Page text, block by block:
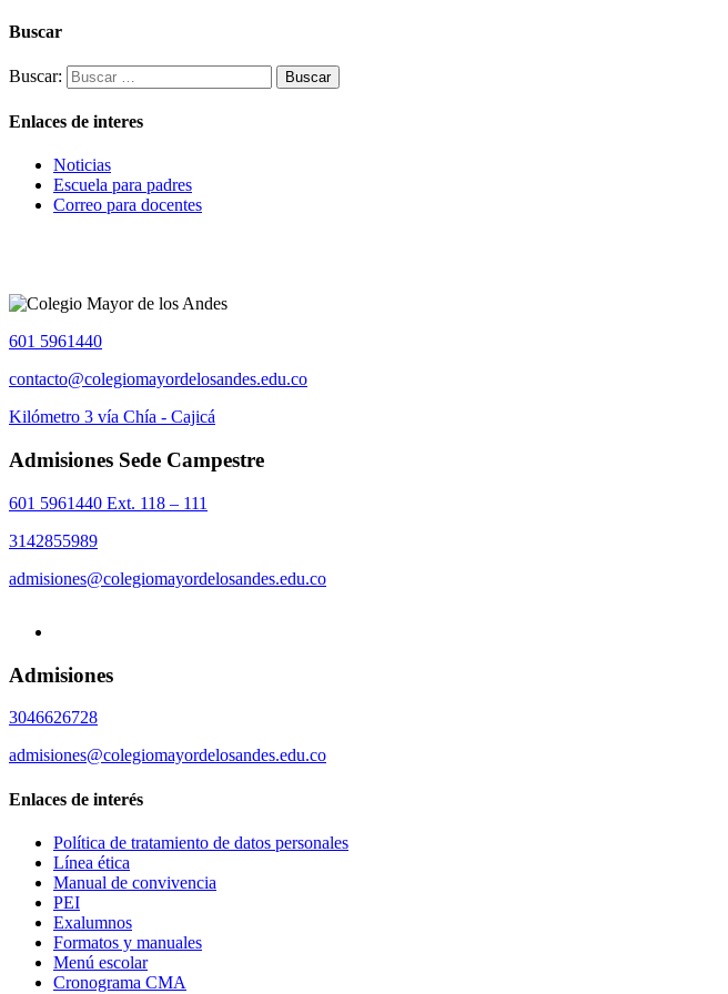
Buscar
Buscar:
Enlaces de interes
Noticias
Escuela para padres
Correo para docentes
601 5961440
contacto@colegiomayordelosandes.edu.co
Kilómetro 3 vía Chía - Cajicá
Admisiones Sede Campestre
601 5961440 Ext. 118 – 111
3142855989
admisiones@colegiomayordelosandes.edu.co
Admisiones
3046626728
admisiones@colegiomayordelosandes.edu.co
Enlaces de interés
Política de tratamiento de datos personales
Línea ética
Manual de convivencia
PEI
Exalumnos
Formatos y manuales
Menú escolar
Cronograma CMA